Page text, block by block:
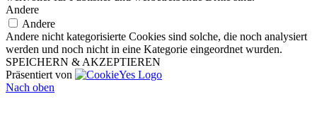
Andere
Andere
Andere nicht kategorisierte Cookies sind solche, die noch analysiert
werden und noch nicht in eine Kategorie eingeordnet wurden.
SPEICHERN & AKZEPTIEREN
Präsentiert von
Nach oben